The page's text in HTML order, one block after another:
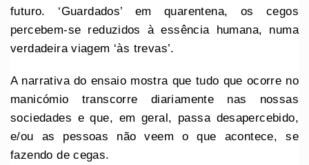
futuro. ‘Guardados’ em quarentena, os cegos
percebem-se reduzidos à essência humana, numa
verdadeira viagem ‘às trevas’.
A narrativa do ensaio mostra que tudo que ocorre no
manicómio transcorre diariamente nas nossas
sociedades e que, em geral, passa desapercebido,
e/ou as pessoas não veem o que acontece, se
fazendo de cegas.